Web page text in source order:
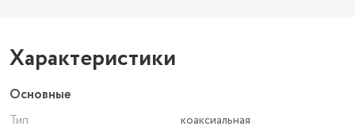
Характеристики
Основные
Тип
коаксиальная